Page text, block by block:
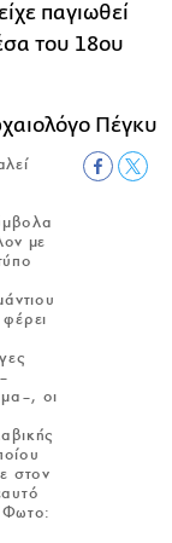
παγιωθεί
του 18ου
με
οι
στον
Φωτο: